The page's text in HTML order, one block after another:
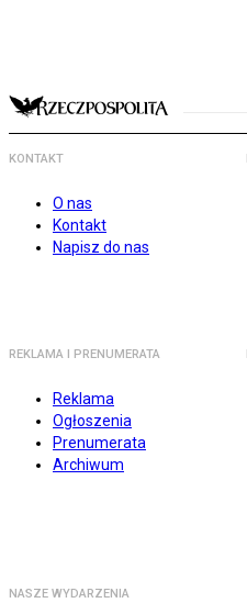
KONTAKT
O nas
Kontakt
Napisz do nas
REKLAMA I PRENUMERATA
Reklama
Ogłoszenia
Prenumerata
Archiwum
NASZE WYDARZENIA